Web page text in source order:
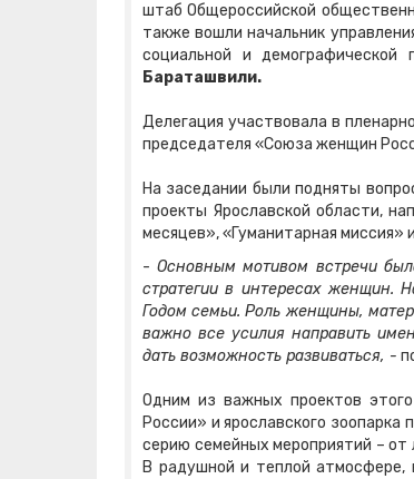
штаб Общероссийской
также вошли начальник
социальной и
Бараташвили.
Делегация участвовала в
председателя «Союза женщин
На заседании были подняты
проекты Ярославской области,
месяцев», «Гуманитарная миссия»
- Основным мотивом встречи
стратегии в интересах женщин.
Годом семьи. Роль женщины,
важно все усилия направить
дать возможность развиваться, -
Одним из важных проектов
России» и ярославского
серию семейных мероприятий – от
В радушной и теплой атмосфере,